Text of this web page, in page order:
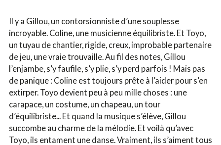
Il y a Gillou, un contorsionniste d’une souplesse
incroyable. Coline, une musicienne équilibriste. Et Toyo,
un tuyau de chantier, rigide, creux, improbable partenaire
de jeu, une vraie trouvaille. Au fil des notes, Gillou
l’enjambe, s’y faufile, s’y plie, s’y perd parfois ! Mais pas
de panique : Coline est toujours prête à l’aider pour s’en
extirper. Toyo devient peu à peu mille choses : une
carapace, un costume, un chapeau, un tour
d’équilibriste... Et quand la musique s’élève, Gillou
succombe au charme de la mélodie. Et voilà qu’avec
Toyo, ils entament une danse. Vraiment, ils s’aiment tous